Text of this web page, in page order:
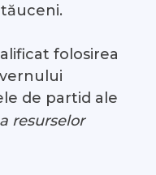
folosirea
de partid ale
resurselor